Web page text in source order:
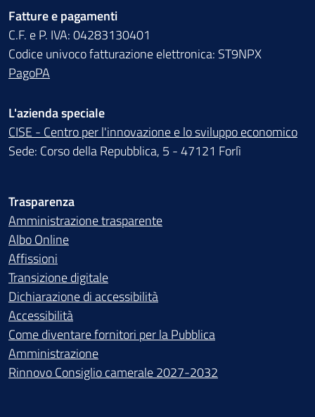
Fatture e pagamenti
C.F. e P. IVA: 04283130401
Codice univoco fatturazione elettronica: ST9NPX
PagoPA
L'azienda speciale
CISE - Centro per l'innovazione e lo sviluppo economico
Sede: Corso della Repubblica, 5 - 47121 Forlì
Trasparenza
Amministrazione trasparente
Albo Online
Affissioni
Transizione digitale
Dichiarazione di accessibilità
Accessibilità
Come diventare fornitori per la Pubblica
Amministrazione
Rinnovo Consiglio camerale 2027-2032